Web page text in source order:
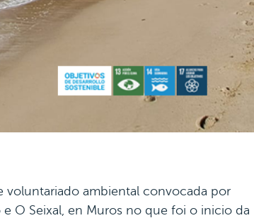
voluntariado ambiental convocada por
O Seixal, en Muros no que foi o inicio da